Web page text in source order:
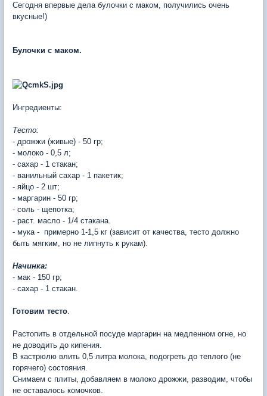
Сегодня впервые дела булочки с маком, получились очень
вкусные!)
Булочки с маком.
Ингредиенты:
Тесто:
- дрожжи (живые) - 50 гр;
- молоко - 0,5 л;
- сахар - 1 стакан;
- ванильный сахар - 1 пакетик;
- яйцо - 2 шт;
- маргарин - 50 гр;
- соль - щепотка;
- раст. масло - 1/4 стакана.
- мука - примерно 1-1,5 кг (зависит от качества, тесто должно
быть мягким, но не липнуть к рукам).
Начинка:
- мак - 150 гр;
- сахар - 1 стакан.
Готовим тесто.
Растопить в отдельной посуде маргарин на медленном огне, но
не доводить до кипения.
В кастрюлю влить 0,5 литра молока, подогреть до теплого (не
горячего) состояния.
Снимаем с плиты, добавляем в молоко дрожжи, разводим, чтобы
не оставалось комочков.